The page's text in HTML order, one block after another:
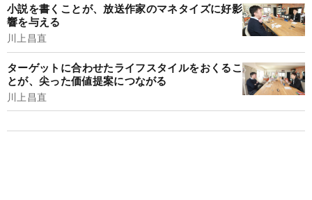
小説を書くことが、放送作家のマネタイズに好影
響を与える
川上昌直
ターゲットに合わせたライフスタイルをおくるこ
とが、尖った価値提案につながる
川上昌直